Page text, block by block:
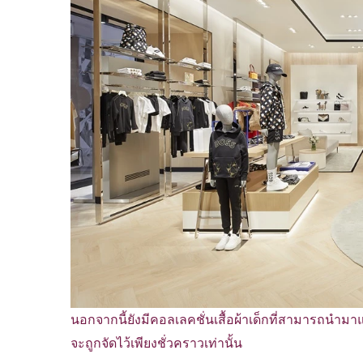
นอกจากนี้ยังมีคอลเลคชั่นเสื้อผ้าเด็กที่สามารถนำม
จะถูกจัดไว้เพียงชั่วคราวเท่านั้น